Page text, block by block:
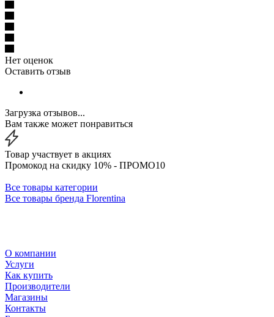
Нет оценок
Оставить отзыв
Загрузка отзывов...
Вам также может понравиться
Товар участвует в акциях
Промокод на скидку 10% - ПРОМО10
Все товары категории
Все товары бренда Florentina
О компании
Услуги
Как купить
Производители
Магазины
Контакты